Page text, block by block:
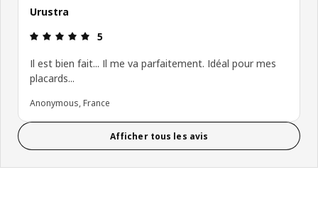
Urustra
Avis: 5 sur 5 étoiles
5
Il est bien fait... Il me va parfaitement. Idéal pour mes
placards...
Anonymous, France
Afficher tous les avis